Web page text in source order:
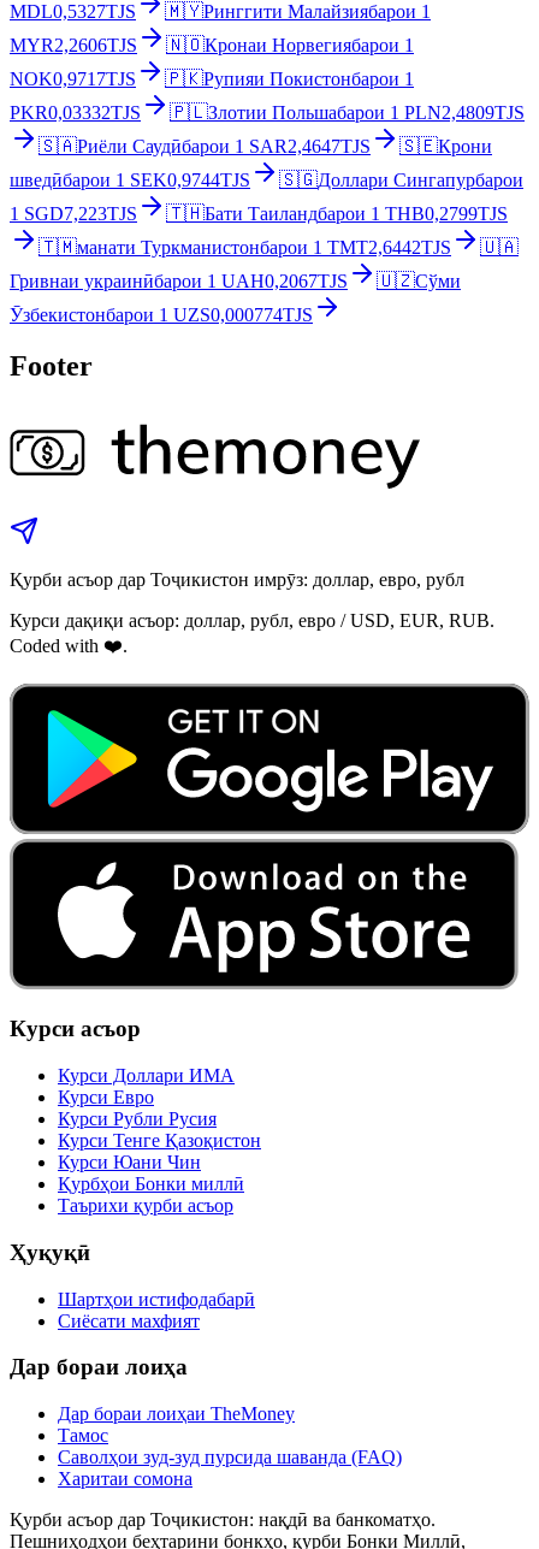
MDL0,5327TJS 🇲🇾Ринггити Малайзиябарои 1
MYR2,2606TJS 🇳🇴Кронаи Норвегиябарои 1
NOK0,9717TJS 🇵🇰Рупияи Покистонбарои 1
PKR0,03332TJS 🇵🇱Злотии Польшабарои 1 PLN2,4809TJS
🇸🇦Риёли Саудӣбарои 1 SAR2,4647TJS 🇸🇪Крони
шведӣбарои 1 SEK0,9744TJS 🇸🇬Доллари Сингапурбарои
1 SGD7,223TJS 🇹🇭Бати Таиландбарои 1 THB0,2799TJS
🇹🇲манати Туркманистонбарои 1 TMT2,6442TJS
🇺🇦
Гривнаи украинӣбарои 1 UAH0,2067TJS 🇺🇿Сўми
Ӯзбекистонбарои 1 UZS0,000774TJS
Footer
Қурби асъор дар Тоҷикистон имрӯз: доллар, евро, рубл
Курси дақиқи асъор: доллар, рубл, евро / USD, EUR, RUB.
Coded with ❤️.
Курси асъор
Курси Доллари ИМА
Курси Евро
Курси Рубли Русия
Курси Тенге Қазоқистон
Курси Юани Чин
Қурбҳои Бонки миллӣ
Таърихи қурби асъор
Ҳуқуқӣ
Шартҳои истифодабарӣ
Сиёсати махфият
Дар бораи лоиҳа
Дар бораи лоиҳаи TheMoney
Тамос
Саволҳои зуд-зуд пурсида шаванда (FAQ)
Харитаи сомона
Қурби асъор дар Тоҷикистон: нақдӣ ва банкоматҳо.
Пешниҳодҳои беҳтарини бонкҳо, қурби Бонки Миллӣ,